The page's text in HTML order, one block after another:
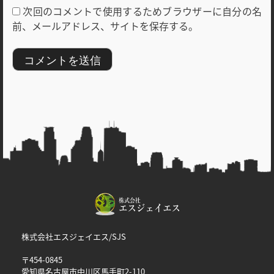
次回のコメントで使用するためブラウザーに自分の名
前、メールアドレス、サイトを保存する。
株式会社エスジェイエス/SJS
〒454-0845
愛知県名古屋市中川区馬手町2-110